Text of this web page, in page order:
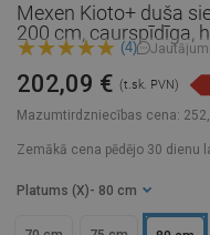
Mexen Kioto+ duša
200 cm, caurspīdīga,
(4) Jautājumi
Mazumtirdzniecības cena:
202,09 € (t.sk. PVN)
Zemākā cena pēdējo 30 dienu
Platums (X) - 80 cm